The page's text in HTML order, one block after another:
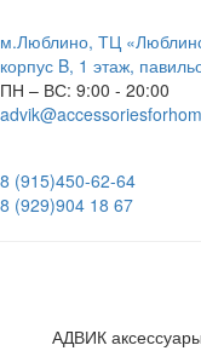
м.Люблино, ТЦ
корпус B, 1 этаж,
ПН – ВС: 9:00 - 20:00
8 (915)450-62-64
8 (929)904 18 67
АДВИК